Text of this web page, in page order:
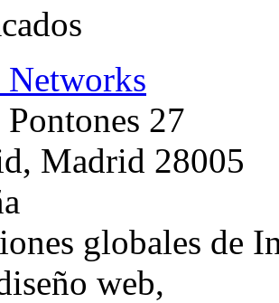
Networks
Pontones 27
Madrid 28005
globales de
web,